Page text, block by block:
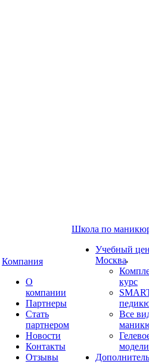
Компания
О
компании
Партнеры
Стать
партнером
Новости
Контакты
Отзывы
Школа по
Учебный
Москва
курс
Все